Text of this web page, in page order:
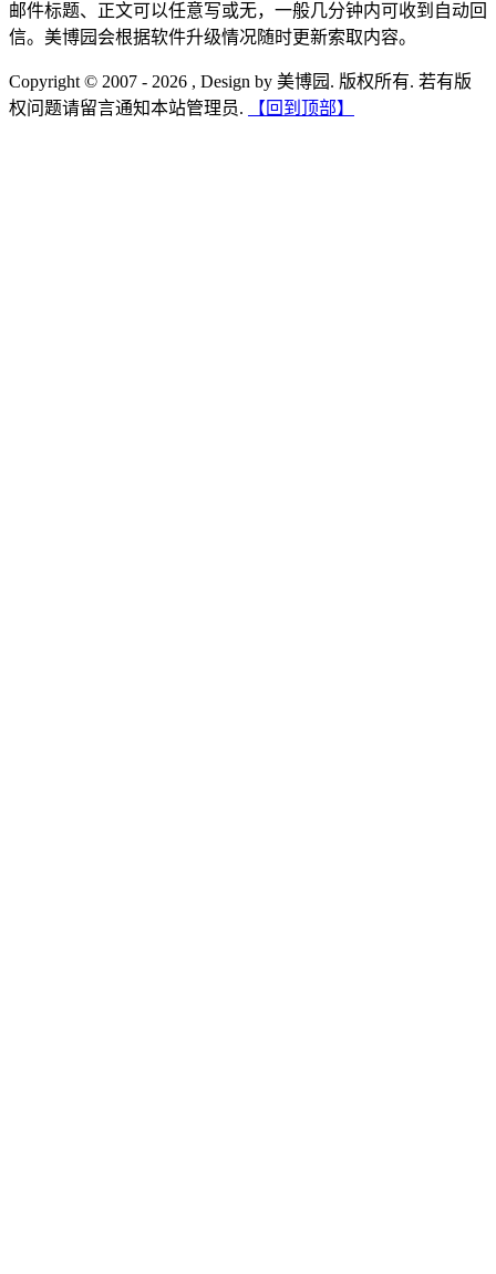
邮件标题、正文可以任意写或无，一般几分钟内可收到自动回
信。美博园会根据软件升级情况随时更新索取内容。
Copyright © 2007 - 2026 , Design by 美博园. 版权所有. 若有版
权问题请留言通知本站管理员.
【回到顶部】